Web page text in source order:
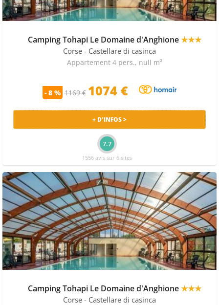
Camping Tohapi Le Domaine d'Anghione★★★
Corse - Castellare di casinca
Appartement 4 pers., null m²
- 8 % 1169 € 1074 €
+ D'INFOS >
7.7
1556 avis sur 6 sites
Camping Tohapi Le Domaine d'Anghione★★★
Corse - Castellare di casinca